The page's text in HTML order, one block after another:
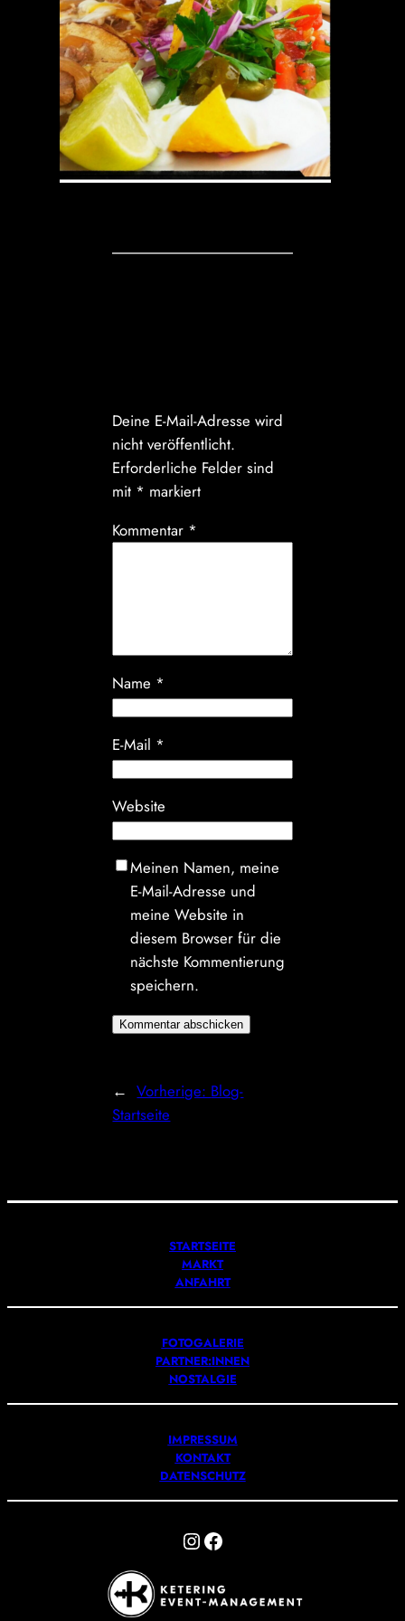
Deine E-Mail-Adresse wird
nicht veröffentlicht.
Erforderliche Felder sind
mit * markiert
Kommentar *
Name *
E-Mail *
Website
Meinen Namen, meine
E-Mail-Adresse und
meine Website in
diesem Browser für die
nächste Kommentierung
speichern.
← Vorherige: Blog-
Startseite
STARTSEITE
MARKT
ANFAHRT
FOTOGALERIE
PARTNER:INNEN
NOSTALGIE
IMPRESSUM
KONTAKT
DATENSCHUTZ
Instagram Facebook